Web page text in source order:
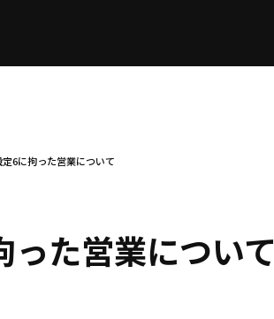
定6に拘った営業について
った営業について